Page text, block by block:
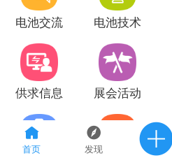
首页 发现
电池交流 电池技术
供求信息 展会活动